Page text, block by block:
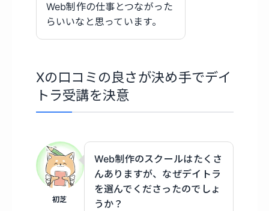
Web制作の仕事とつながった
らいいなと思っています。
Xの口コミの良さが決め手でデイ
トラ受講を決意
初芝
Web制作のスクールはたくさ
んありますが、なぜデイトラ
を選んでくださったのでしょ
うか？